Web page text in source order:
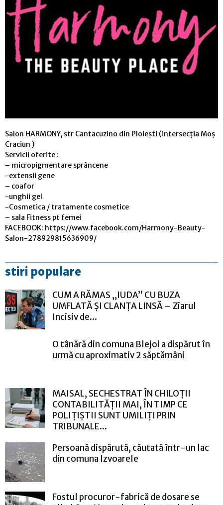
Salon HARMONY, str Cantacuzino din Ploiești (intersecția Moș
Craciun )
Servicii oferite :
– micropigmentare sprâncene
-extensii gene
– coafor
-unghii gel
-Cosmetica / tratamente cosmetice
– sala Fitness pt femei
FACEBOOK: https://www.facebook.com/Harmony-Beauty-
Salon-278929815636909/
stiri populare
CUM A RĂMAS „IUDA” CU BUZA
UMFLATĂ ȘI CLANȚA LINSĂ – Ziarul
Incisiv de...
O tânără din comuna Blejoi a dispărut în
urmă cu aproximativ 2 săptămâni
MAISAL, SECHESTRAT ÎN CHILOȚII
CONTABILITĂȚII MAI, ÎN TIMP CE
POLIȚIȘTII SUNT UMILIȚI PRIN
TRIBUNALE...
Persoană dispărută, căutată într-un lac
din comuna Izvoarele
Fostul procuror-fabrică de dosare se